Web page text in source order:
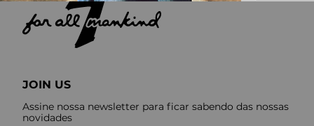
JOIN US
Assine nossa newsletter para ficar sabendo das nossas
novidades